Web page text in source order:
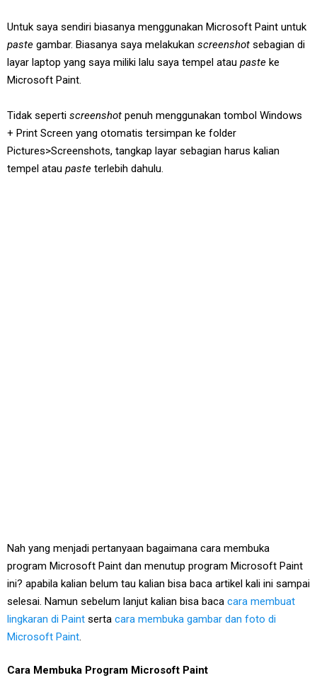
Untuk saya sendiri biasanya menggunakan Microsoft Paint untuk
paste gambar. Biasanya saya melakukan screenshot sebagian di
layar laptop yang saya miliki lalu saya tempel atau paste ke
Microsoft Paint.
Tidak seperti screenshot penuh menggunakan tombol Windows
+ Print Screen yang otomatis tersimpan ke folder
Pictures>Screenshots, tangkap layar sebagian harus kalian
tempel atau paste terlebih dahulu.
Nah yang menjadi pertanyaan bagaimana cara membuka
program Microsoft Paint dan menutup program Microsoft Paint
ini? apabila kalian belum tau kalian bisa baca artikel kali ini sampai
selesai. Namun sebelum lanjut kalian bisa baca cara membuat
lingkaran di Paint serta cara membuka gambar dan foto di
Microsoft Paint.
Cara Membuka Program Microsoft Paint